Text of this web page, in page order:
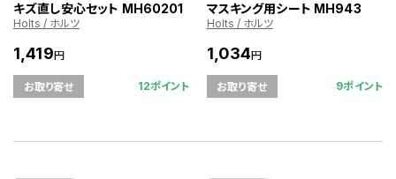
キズ直し安心セット MH60201
Holts / ホルツ
1,419円
お取り寄せ 12ポイント
マスキング用シート MH943
Holts / ホルツ
1,034円
お取り寄せ 9ポイント